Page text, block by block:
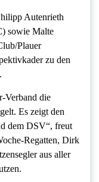
Autenrieth
sowie Malte
Plauer
zu den
Verband die
Es zeigt den
dem DSV“, freut
Regatten, Dirk
aus aller